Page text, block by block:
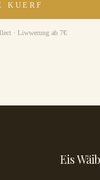
KUERF
· Liwwerung ab 7€
Eis